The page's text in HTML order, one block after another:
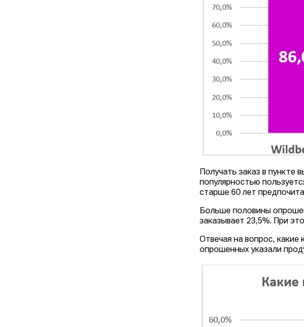
Получать заказ в
популярностью
старше 60 лет
Больше половины
заказывает 23,5%. При
Отвечая на вопрос, какие
опрошенных указали